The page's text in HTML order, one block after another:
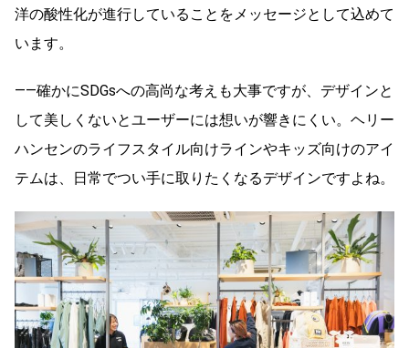
洋の酸性化が進行していることをメッセージとして込めて
います。
――確かにSDGsへの高尚な考えも大事ですが、デザインと
して美しくないとユーザーには想いが響きにくい。ヘリー
ハンセンのライフスタイル向けラインやキッズ向けのアイ
テムは、日常でつい手に取りたくなるデザインですよね。